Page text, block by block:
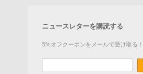
ニュースレターを購読する
5%オフクーポンをメールで受け取る！